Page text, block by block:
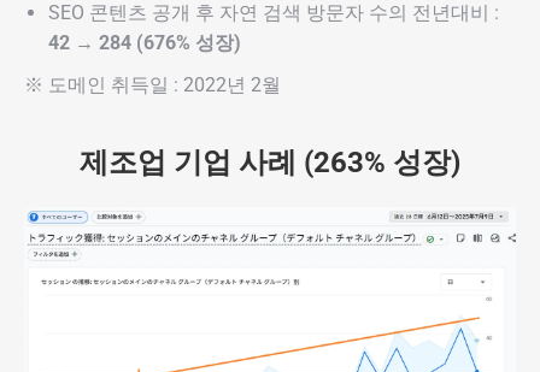
SEO 콘텐츠 공개 후 자연 검색 방문자 수의 전년대비 :
42 → 284 (676% 성장)
※ 도메인 취득일 : 2022년 2월
제조업 기업 사례 (263% 성장)